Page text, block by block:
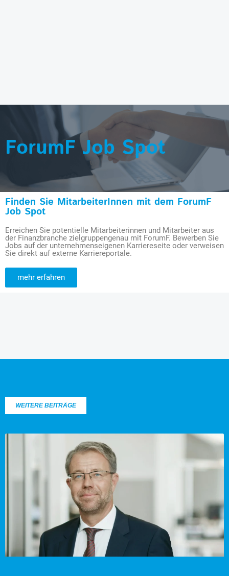
ForumF Job Spot
Finden Sie MitarbeiterInnen mit dem ForumF
Job Spot
Erreichen Sie potentielle Mitarbeiterinnen und Mitarbeiter aus
der Finanzbranche zielgruppengenau mit ForumF. Bewerben Sie
Jobs auf der unternehmenseigenen Karriereseite oder verweisen
Sie direkt auf externe Karriereportale.
mehr erfahren
WEITERE BEITRÄGE